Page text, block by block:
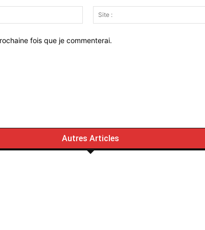
Email
:*
fois que je commenterai.
Autres Articles